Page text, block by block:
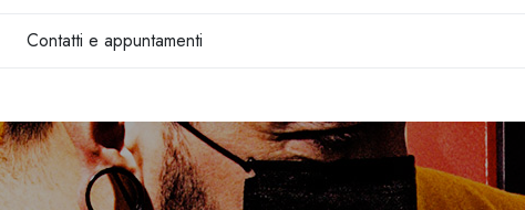
Contatti e appuntamenti